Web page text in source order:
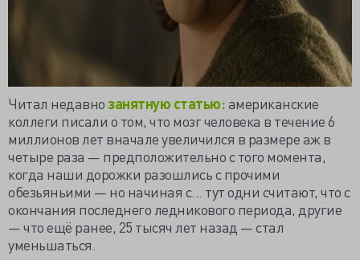
Читал недавнозанятную статью:американские
коллеги писали о том, что мозг человека в течение 6
миллионов лет вначале увеличился в размере аж в
четыре раза — предположительно с того момента,
когда наши дорожки разошлись с прочими
обезьяньими — но начиная с... тут одни считают, что с
окончания последнего ледникового периода, другие
— что ещё ранее, 25 тысяч лет назад — стал
уменьшаться.